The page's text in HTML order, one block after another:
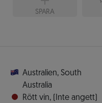
SPARA
Australien, South
Australia
Rött vin,
(Inte angett)